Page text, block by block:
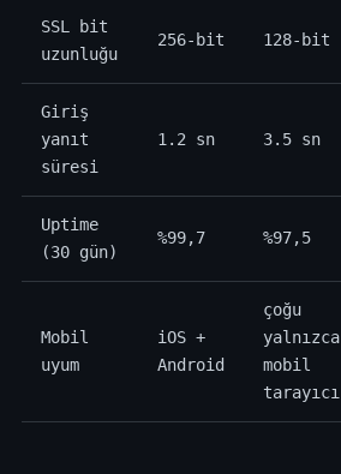
SSL bit
uzunluğu
256-bit 128-bit
Giriş
yanıt
süresi
1.2 sn 3.5 sn
Uptime
(30 gün)
%99,7 %97,5
Mobil
uyum
iOS +
Android
çoğu
yalnızca
mobil
tarayıcı